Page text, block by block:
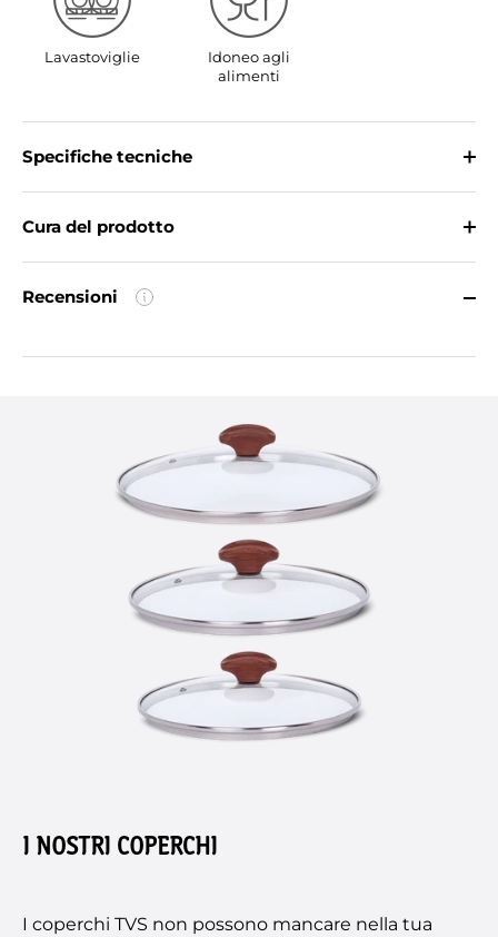
Lavastoviglie
Idoneo agli
alimenti
Specifiche tecniche
Cura del prodotto
Recensioni
I NOSTRI COPERCHI
I coperchi TVS non possono mancare nella tua